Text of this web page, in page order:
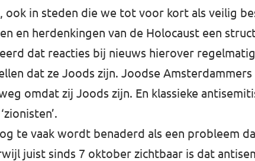
in steden die we tot voor kort als veilig
en herdenkingen van de Holocaust een
dat reacties bij nieuws hierover
dat ze Joods zijn. Joodse
omdat zij Joods zijn. En klassieke
te vaak wordt benaderd als een probleem
juist sinds 7 oktober zichtbaar is dat